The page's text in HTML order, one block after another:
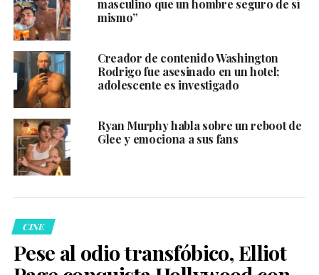
masculino que un hombre seguro de sí
mismo”
Creador de contenido Washington
Rodrigo fue asesinado en un hotel;
adolescente es investigado
Ryan Murphy habla sobre un reboot de
Glee y emociona a sus fans
CINE
Pese al odio transfóbico, Elliot